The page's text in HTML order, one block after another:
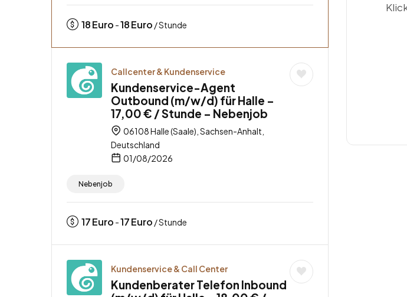
18Euro -18Euro / Stunde
Callcenter & Kundenservice
Kundenservice-Agent
Outbound (m/w/d) für Halle –
17,00 € / Stunde – Nebenjob
06108 Halle (Saale), Sachsen-Anhalt,
Deutschland
01/08/2026
Nebenjob
17Euro -17Euro / Stunde
Kundenservice & Call Center
Kundenberater Telefon Inbound